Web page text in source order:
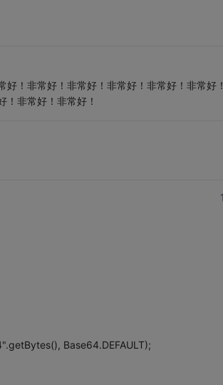
！非常好！非常好！非常好！非常好！非常好
非常好！非常好！
Base64.DEFAULT);